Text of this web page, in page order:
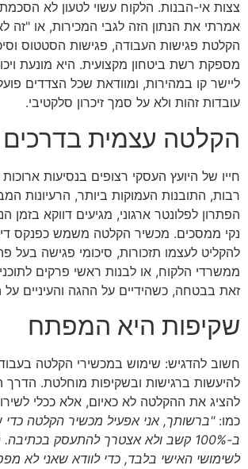
צצות אי-הבנות. הלקוח עשוי לטעון לא
אמרתי את הנתון הזה לגבי המכירות, או "זה
הקלטת פגישות העבודה, פגישות הסטטוס
מספקת רשת ביטחון מקצועית. היא מונעת
ליישר קו במהירות, ומוודאת שכל הצדדים
עובדות זהות ולא על סמך זיכרון סלקטיבי.
הקלטה עצמית בדרכים
חייו של היועץ העסקי רצופים בנסיעות
רבות, התובנות העמוקות ביותר, הרעיונות
הפתרון לפלונטר ארגוני, מגיעים דווקא
נקי ממסכים. מכשיר הקלטה משמש כפנקס
להקליט לעצמו תזכורות, סיכומי פגישה בעל
ממשרדי הלקוח, או לבנות ראשי פרקים
זאת בבטחה, כשהידיים על ההגה והעיניים על
שקיפות היא המפתח
חשוב להדגיש: שימוש במכשירי הקלטה
להיעשות ברגישות ובשקיפות מוחלטת. הדרך
להציג את ההקלטה לא כאיום, אלא ככלי
כמו:"ברשותך, אני אפעיל מכשיר הקלטה כדי
ב-100% קשב ולא אצטרך להתעסק
לשימושי האישי בלבד, כדי לוודא שאני לא